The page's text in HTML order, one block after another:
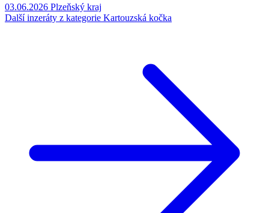
03.06.2026 Plzeňský kraj
Další inzeráty z kategorie Kartouzská kočka